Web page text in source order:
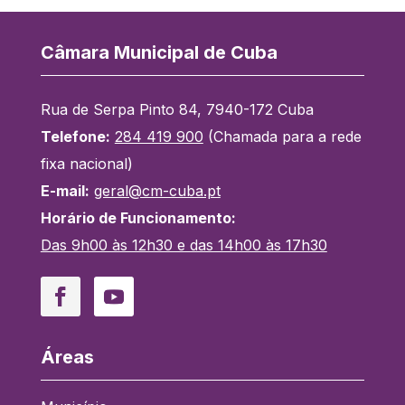
Câmara Municipal de Cuba
Rua de Serpa Pinto 84, 7940-172 Cuba
Telefone: 284 419 900 (Chamada para a rede
fixa nacional)
E-mail: geral@cm-cuba.pt
Horário de Funcionamento:
Das 9h00 às 12h30 e das 14h00 às 17h30
FacebookYouTube
Áreas